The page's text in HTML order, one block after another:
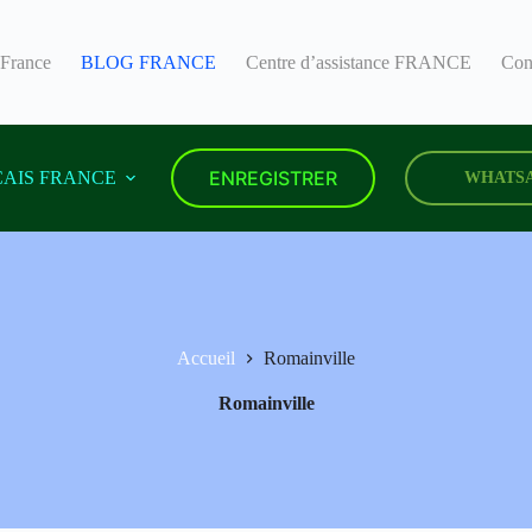
BLOG FRANCE Centre d’assistance FRANCE
FRANCE ENREGISTRER
Accueil Romainville
Romainville